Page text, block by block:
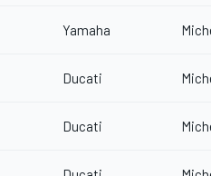
Yamaha
Ducati
Ducati